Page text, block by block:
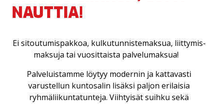
NAUTTIA!
Ei sitoutumispakkoa, kulkutunnistemaksua, liittymis­
maksuja tai vuosit­taista palvelu­maksua!
Palveluistamme löytyy modernin ja kattavasti
varustellun kuntosalin lisäksi paljon erilaisia
ryhmäliikuntatunteja. Viihtyisät suihku sekä